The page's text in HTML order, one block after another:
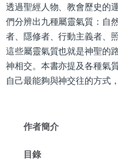
作者簡介
目錄
透過聖經人物、教會歷史的
們分辨出九種屬靈氣質：自
者、隱修者、行動主義者、
這些屬靈氣質也就是神聖的
神相交。本書亦提及各種氣
自己最能夠與神交往的方式